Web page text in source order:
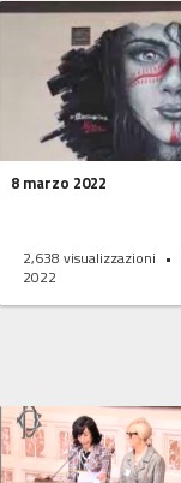
8 marzo 2022
2,638 visualizzazioni
2022